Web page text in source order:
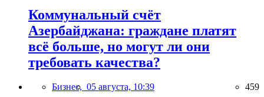
Коммунальный счёт
Азербайджана: граждане платят
всё больше, но могут ли они
требовать качества?
Бизнес, 05 августа, 10:39 459